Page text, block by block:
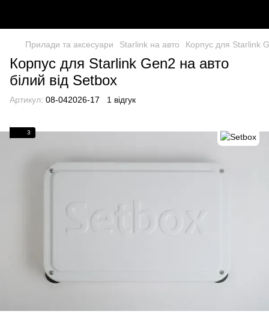
Прилади та аксесуари Starlink на авто Корпус для Starlink
Корпус для Starlink Gen2 на авто
білий від Setbox
Артикул: 08-042026-17 1 відгук
3